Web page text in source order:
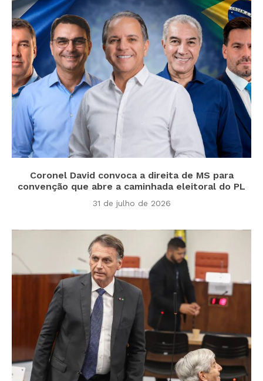
Coronel David convoca a direita de MS para
convenção que abre a caminhada eleitoral do PL
31 de julho de 2026